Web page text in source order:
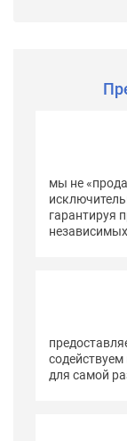
мы не
гарантируя
для самой